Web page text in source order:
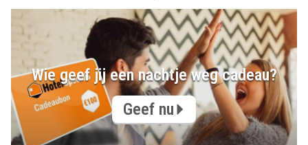
Wie geef jij een nachtje weg cadeau?
Geef nu